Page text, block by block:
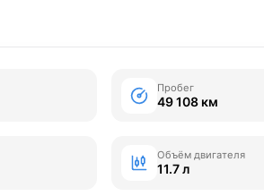
Пробег
49 108 км
Объём двигателя
11.7 л